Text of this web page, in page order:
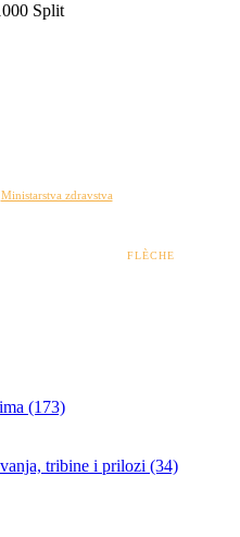
Split
Ministarstva zdravstva
FLÈCHE
(173)
tribine i prilozi (34)